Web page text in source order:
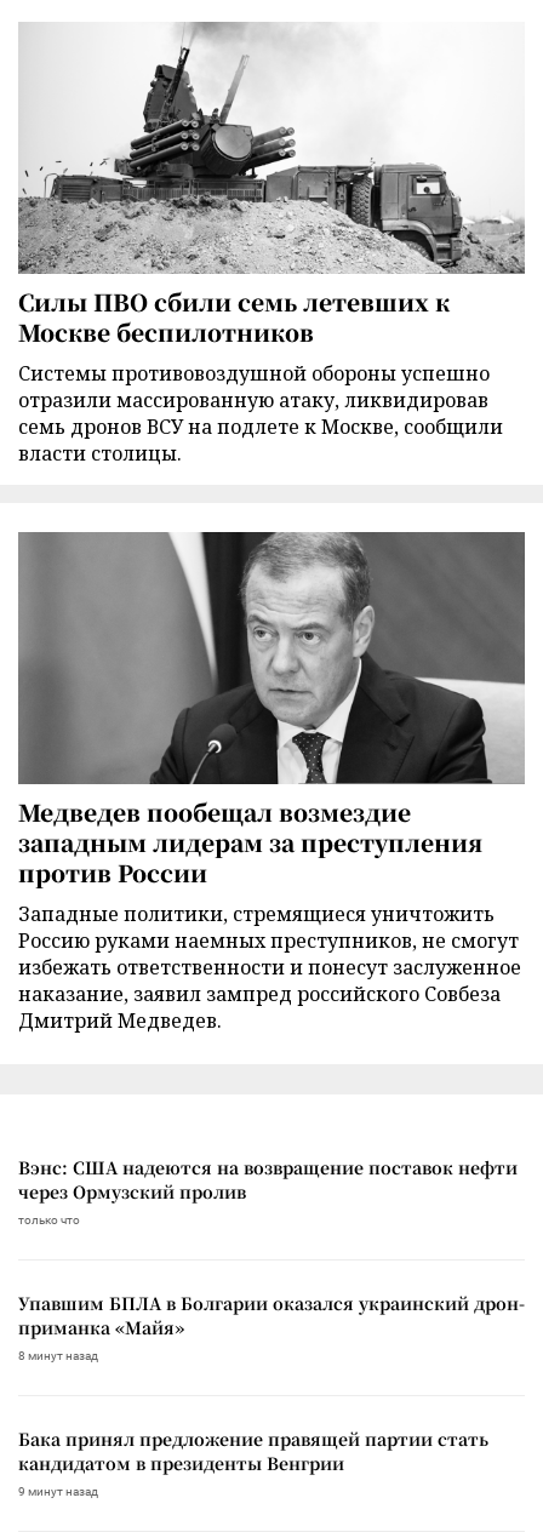
Силы ПВО сбили семь летевших к
Москве беспилотников
Cистемы противовоздушной обороны успешно
отразили массированную атаку, ликвидировав
семь дронов ВСУ на подлете к Москве, сообщили
власти столицы.
Медведев пообещал возмездие
западным лидерам за преступления
против России
Западные политики, стремящиеся уничтожить
Россию руками наемных преступников, не смогут
избежать ответственности и понесут заслуженное
наказание, заявил зампред российского Совбеза
Дмитрий Медведев.
Вэнс: США надеются на возвращение поставок нефти
через Ормузский пролив
только что
Упавшим БПЛА в Болгарии оказался украинский дрон-
приманка «Майя»
8 минут назад
Бака принял предложение правящей партии стать
кандидатом в президенты Венгрии
9 минут назад